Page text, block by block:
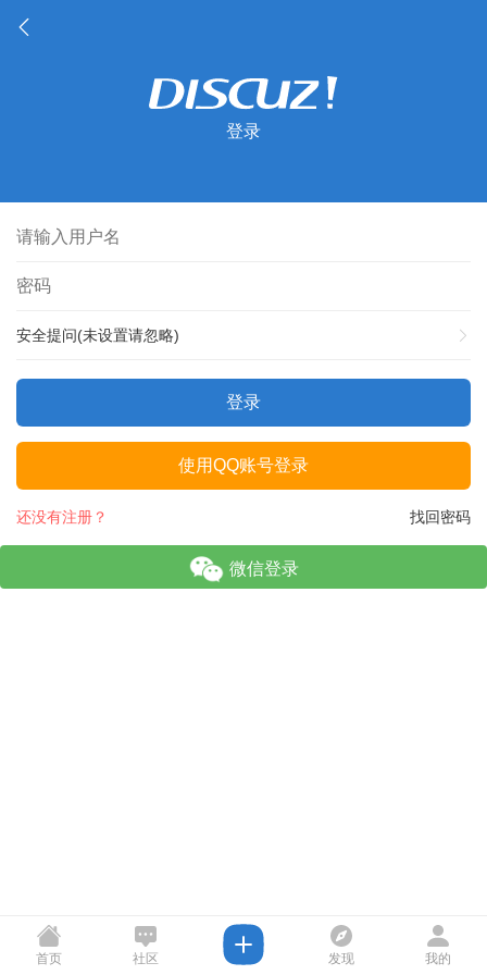
登录
安全提问(未设置请忽略)
登录
使用QQ账号登录
找回密码
还没有注册？
微信登录
首页 社区 发现 我的